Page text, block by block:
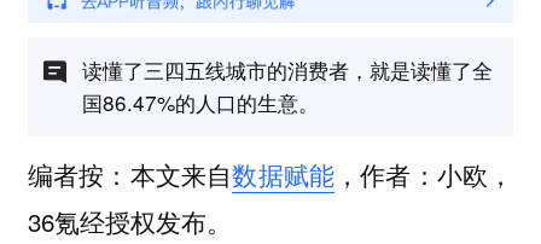
读懂了三四五线城市的消费者，就是读懂了全
国86.47%的人口的生意。
编者按：本文来自数据赋能 ，作者：小欧，
36氪经授权发布。